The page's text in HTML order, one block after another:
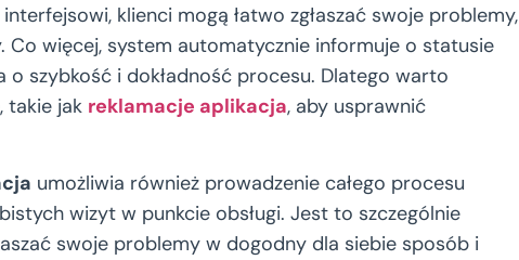
klienci mogą łatwo zgłaszać swoje problemy,
Co więcej, system automatycznie informuje o statusie
o szybkość i dokładność procesu. Dlatego warto
takie jak reklamacje aplikacja, aby usprawnić
umożliwia również prowadzenie całego procesu
wizyt w punkcie obsługi. Jest to szczególnie
swoje problemy w dogodny dla siebie sposób i